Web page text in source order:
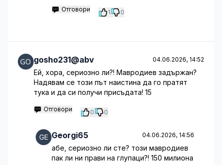
Отговори 1 0
gosho231@abv 04.06.2026, 14:52
Ей, хора, сериозно ли?! Мавродиев задържан?
Надявам се този път наистина да го пратят
тука и да си получи присъдата! 15
Отговори 0 0
Georgi65 04.06.2026, 14:56
абе, сериозно ли сте? този мавродиев
пак ли ни прави на глупаци?! 150 милиона